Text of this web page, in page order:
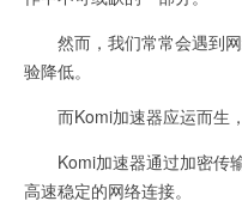
然而，我们常常会遇到网
验降低。
而Komi加速器应运而生，
Komi加速器通过加密传
高速稳定的网络连接。